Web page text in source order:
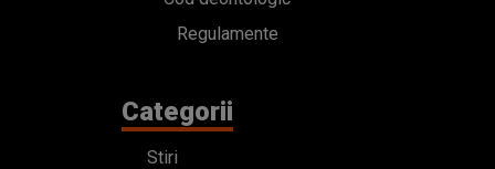
Regulamente
Categorii
Stiri